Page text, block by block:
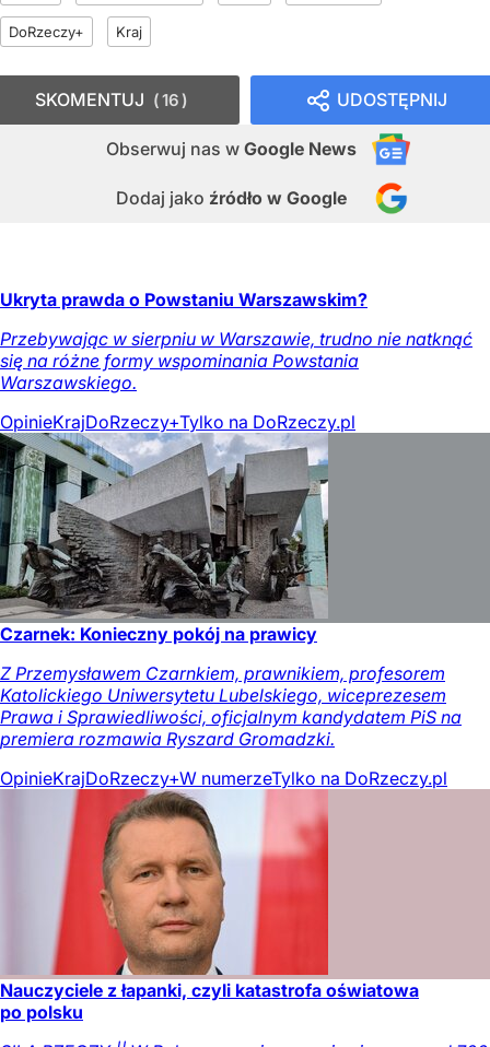
DoRzeczy+ Kraj
UDOSTĘPNIJ
Obserwuj nas w Google News
Dodaj jako źródło w Google
SKOMENTUJ 16
Ukryta prawda o Powstaniu Warszawskim?
Przebywając w sierpniu w Warszawie, trudno nie natknąć
się na różne formy wspominania Powstania
Warszawskiego.
OpinieKrajDoRzeczy+Tylko na DoRzeczy.pl
Czarnek: Konieczny pokój na prawicy
Z Przemysławem Czarnkiem, prawnikiem, profesorem
Katolickiego Uniwersytetu Lubelskiego, wiceprezesem
Prawa i Sprawiedliwości, oficjalnym kandydatem PiS na
premiera rozmawia Ryszard Gromadzki.
OpinieKrajDoRzeczy+W numerzeTylko na DoRzeczy.pl
Nauczyciele z łapanki, czyli katastrofa oświatowa
po polsku